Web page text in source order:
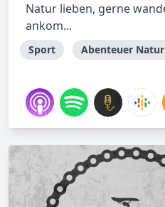
Natur lieben, gerne
ankom...
Sport Abenteuer Natur